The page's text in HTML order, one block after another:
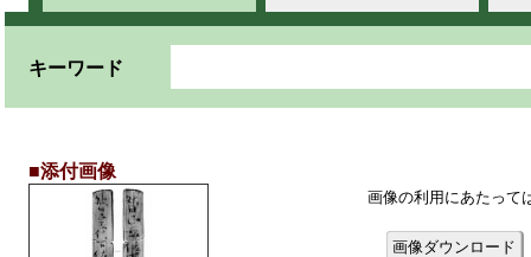
キーワード
■添付画像
画像の利用にあたって
画像ダウンロード